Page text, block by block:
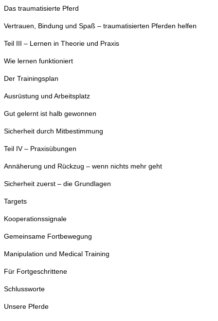
Das traumatisierte Pferd
Vertrauen, Bindung und Spaß – traumatisierten Pferden helfen
Teil III – Lernen in Theorie und Praxis
Wie lernen funktioniert
Der Trainingsplan
Ausrüstung und Arbeitsplatz
Gut gelernt ist halb gewonnen
Sicherheit durch Mitbestimmung
Teil IV – Praxisübungen
Annäherung und Rückzug – wenn nichts mehr geht
Sicherheit zuerst – die Grundlagen
Targets
Kooperationssignale
Gemeinsame Fortbewegung
Manipulation und Medical Training
Für Fortgeschrittene
Schlussworte
Unsere Pferde